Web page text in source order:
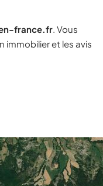
france.fr. Vous
immobilier et les avis